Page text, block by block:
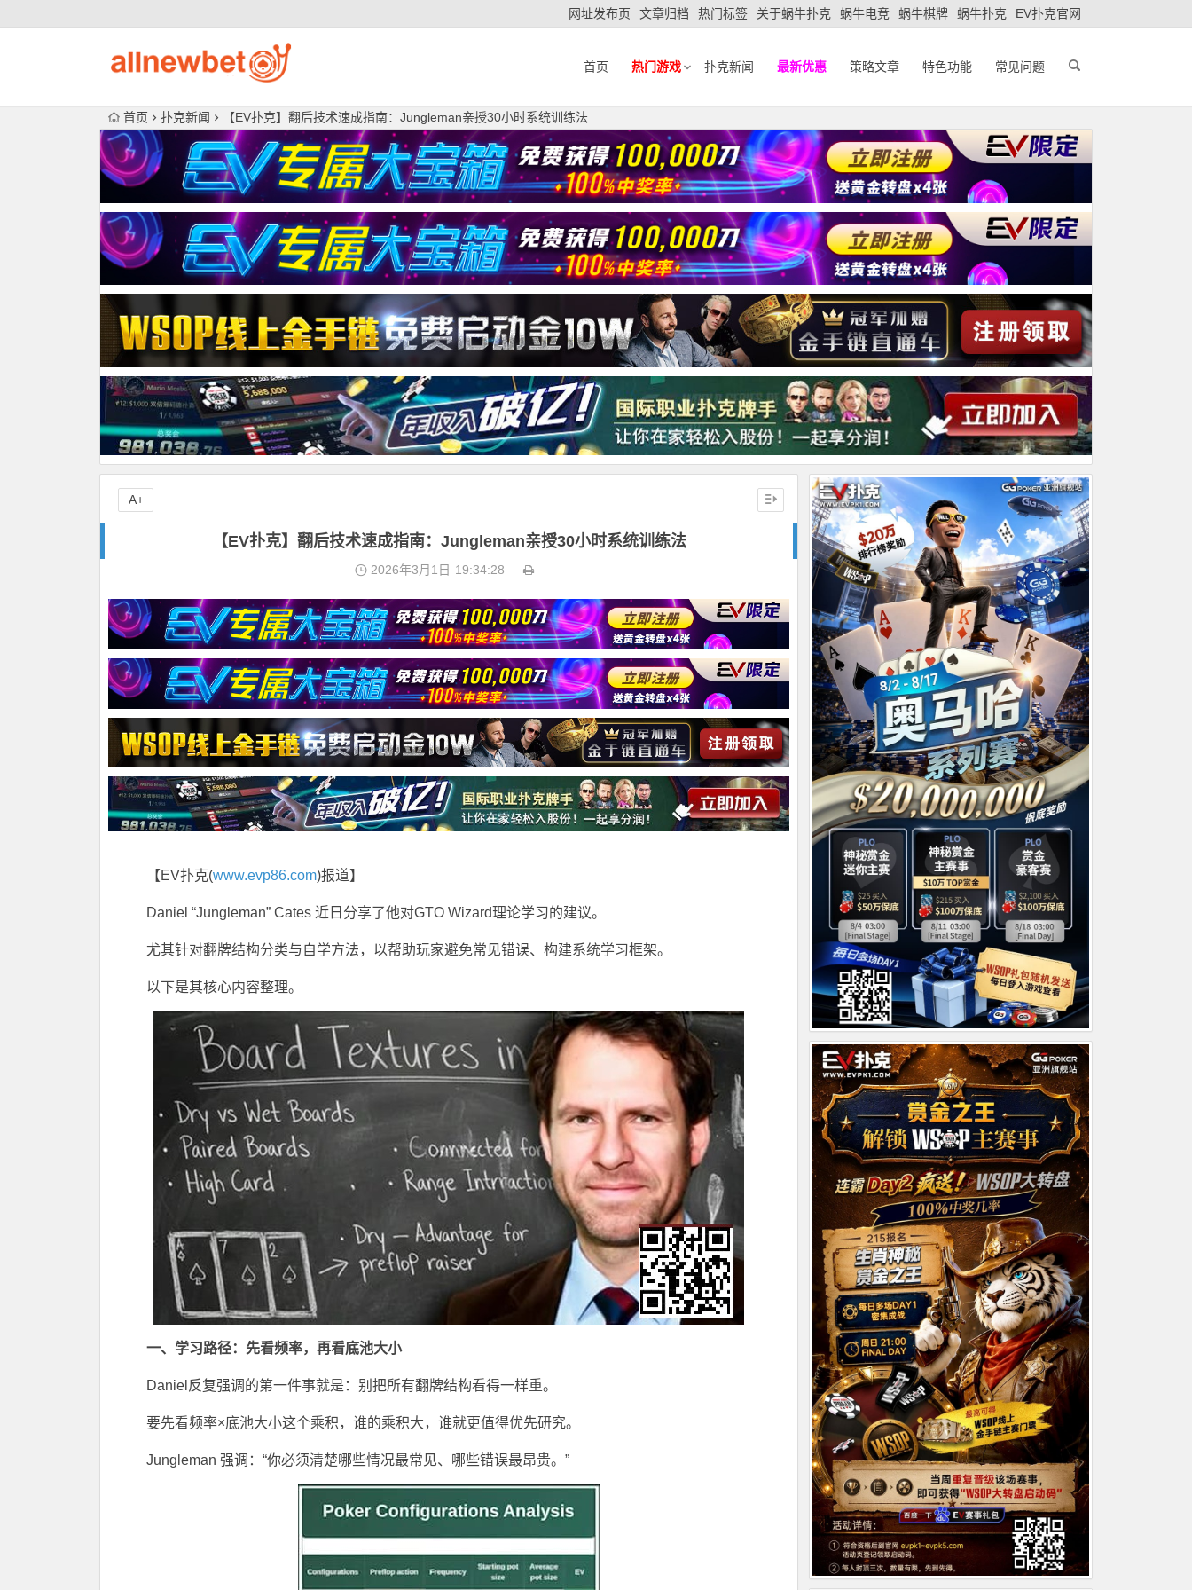
网址发布页 文章归档 热门标签 关于蜗牛扑克 蜗牛电竞 蜗牛棋牌 蜗牛扑克 EV扑克官网
首页 热门游戏 扑克新闻 最新优惠 策略文章 特色功能 常见问题
首页 扑克新闻 【EV扑克】翻后技术速成指南：Jungleman亲授30小时系统训练法
【EV扑克】翻后技术速成指南：Jungleman亲授30小时系统训练法
2026年3月1日 19:34:28
【EV扑克(www.evp86.com)报道】
Daniel “Jungleman” Cates 近日分享了他对GTO Wizard理论学习的建议。
尤其针对翻牌结构分类与自学方法，以帮助玩家避免常见错误、构建系统学习框架。
以下是其核心内容整理。
一、学习路径：先看频率，再看底池大小
Daniel反复强调的第一件事就是：别把所有翻牌结构看得一样重。
要先看频率×底池大小这个乘积，谁的乘积大，谁就更值得优先研究。
Jungleman 强调：“你必须清楚哪些情况最常见、哪些错误最昂贵。”
A+